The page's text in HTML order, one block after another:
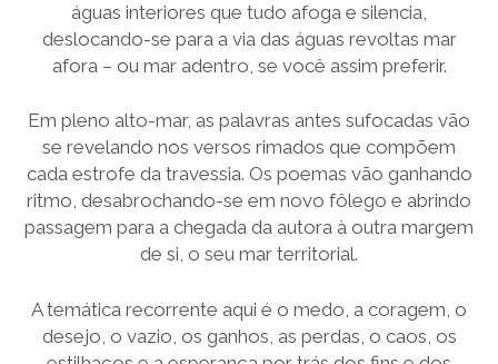
águas interiores que tudo afoga e silencia,
deslocando-se para a via das águas revoltas mar
afora – ou mar adentro, se você assim preferir.
Em pleno alto-mar, as palavras antes sufocadas vão
se revelando nos versos rimados que compõem
cada estrofe da travessia. Os poemas vão ganhando
ritmo, desabrochando-se em novo fôlego e abrindo
passagem para a chegada da autora à outra margem
de si, o seu mar territorial.
A temática recorrente aqui é o medo, a coragem, o
desejo, o vazio, os ganhos, as perdas, o caos, os